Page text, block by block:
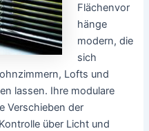
Flächenvor
hänge
modern, die
sich
Lofts und
lassen. Ihre modulare
Verschieben der
über Licht und